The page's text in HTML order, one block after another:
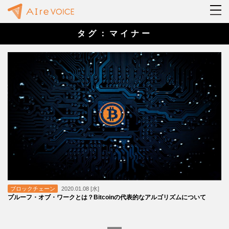
タグ：マイナー
ブロックチェーン 2020.01.08 [水]
プルーフ・オブ・ワークとは？Bitcoinの代表的なアルゴリズムについて